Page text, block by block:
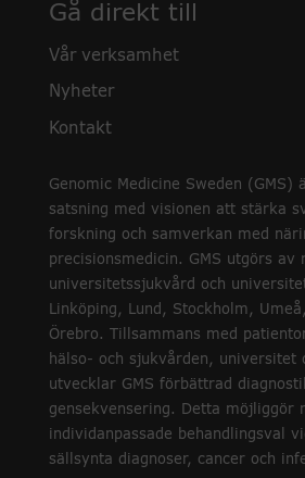
Gå direkt till
Vår verksamhet
Nyheter
Kontakt
Genomic Medicine Sweden (GMS)
satsning med visionen att stärka
forskning och samverkan med
precisionsmedicin. GMS utgörs av
universitetssjukvård och
Linköping, Lund, Stockholm,
Örebro. Tillsammans med
hälso- och sjukvården, universitet
utvecklar GMS förbättrad
gensekvensering. Detta möjliggör
individanpassade behandlingsval
sällsynta diagnoser, cancer och